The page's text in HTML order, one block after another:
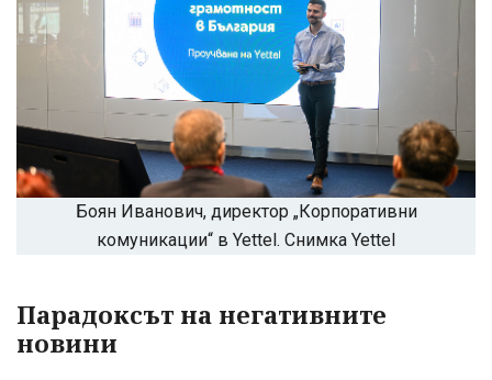
Боян Иванович, директор „Корпоративни
комуникации“ в Yettel. Снимка Yettel
Парадоксът на негативните
новини